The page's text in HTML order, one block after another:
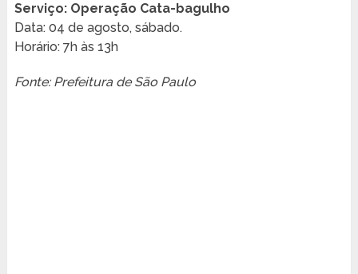
Serviço: Operação Cata-bagulho
Data: 04 de agosto, sábado.
Horário: 7h às 13h
Fonte: Prefeitura de São Paulo